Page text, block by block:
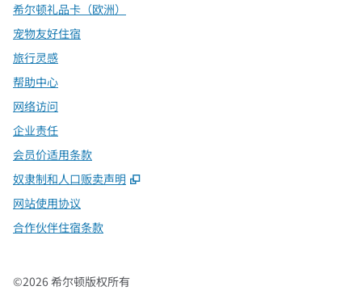
希尔顿礼品卡（欧洲）
宠物友好住宿
旅行灵感
帮助中心
网络访问
企业责任
会员价适用条款
奴隶制和人口贩卖声明
,
网站使用协议
合作伙伴住宿条款
©2026 希尔顿版权所有